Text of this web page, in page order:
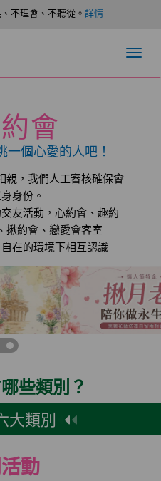
不理會、不聽從。 詳情
會
個心愛的人吧！
親，我們人工審核確保會
身份。
友活動，心約會、趣約
揪約會、戀愛會客室
在的環境下相互認識
些類別？
大類別
動